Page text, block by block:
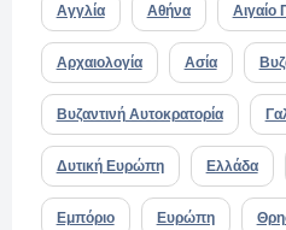
Αγγλία Αθήνα Αιγαίο
Αρχαιολογία Ασία
Βυζαντινή Αυτοκρατορία
Δυτική Ευρώπη Ελλάδα
Εμπόριο Ευρώπη